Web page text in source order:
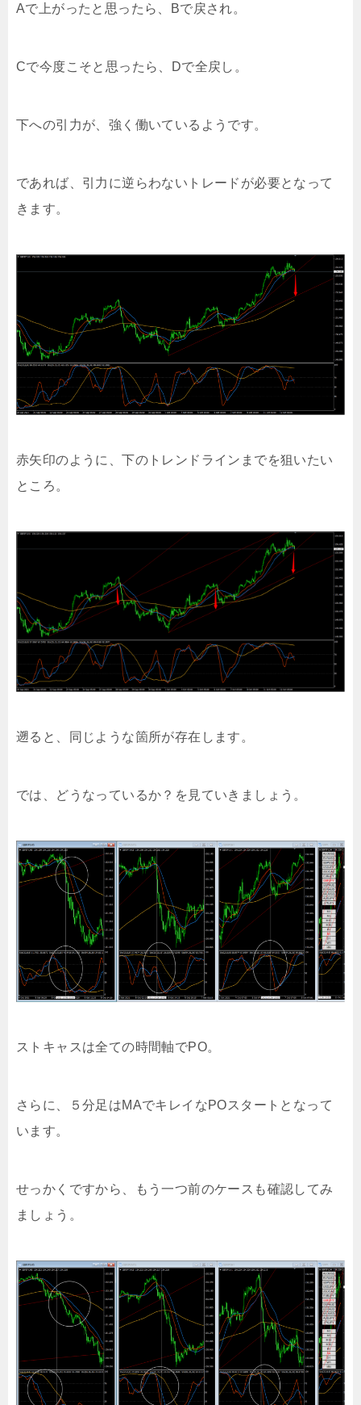
Aで上がったと思ったら、Bで戻され。
Cで今度こそと思ったら、Dで全戻し。
下への引力が、強く働いているようです。
であれば、引力に逆らわないトレードが必要となって
きます。
赤矢印のように、下のトレンドラインまでを狙いたい
ところ。
遡ると、同じような箇所が存在します。
では、どうなっているか？を見ていきましょう。
ストキャスは全ての時間軸でPO。
さらに、５分足はMAでキレイなPOスタートとなって
います。
せっかくですから、もう一つ前のケースも確認してみ
ましょう。